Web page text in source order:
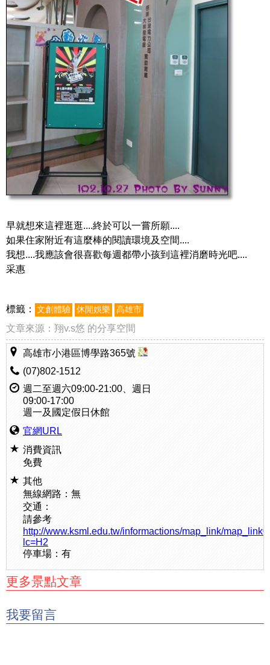
早就想來這裡逛逛....終於可以一嘗所願....
如果住家附近有這麼棒的閱讀環境及空間....
我想....我應該會很喜歡每週都帶小孩到這裡消磨時光吧....
采惠
標籤： 文創體驗 休閒娛樂 高雄市
文章來源： 翔v.s悠 的分享空間
高雄市小港區博學路365號
(07)802-1512
週二至週六09:00-21:00、週日
09:00-17:00
週一及國定假日休館
官網URL
消費資訊
免費
其他
無線網路：無
交通：
請參考
http://www.ksml.edu.tw/informactions/map_link/
lc=H2
停車場：有
更多景點文章
我要留言